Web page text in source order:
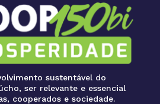
sustentável do
ser relevante e essencial
cooperados e sociedade.